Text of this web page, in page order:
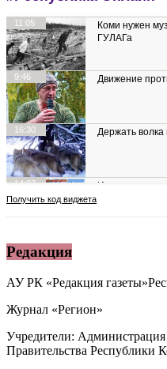
Редакция
АУ РК «Редакция
Журнал «Регион»
Учредители:
Правительства Республики